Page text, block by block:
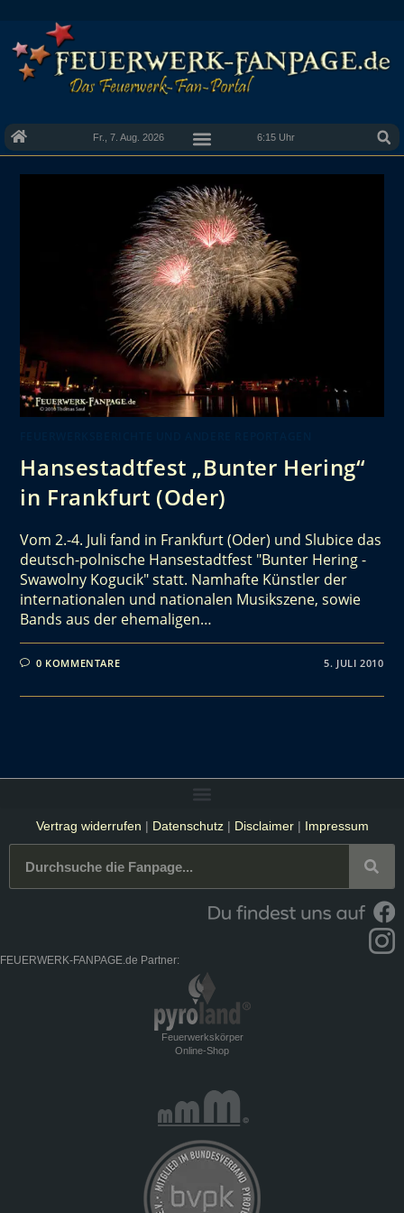
Fr., 7. Aug. 2026 6:15 Uhr
Hansestadtfest „Bunter Hering“
in Frankfurt (Oder)
Vom 2.-4. Juli fand in Frankfurt (Oder) und Slubice das
deutsch-polnische Hansestadtfest "Bunter Hering -
Swawolny Kogucik" statt. Namhafte Künstler der
internationalen und nationalen Musikszene, sowie
Bands aus der ehemaligen…
0 KOMMENTARE 5. JULI 2010
Vertrag widerrufen | Datenschutz| Disclaimer| Impressum
FEUERWERK-FANPAGE.de Partner:
Feuerwerkskörper
Online-Shop